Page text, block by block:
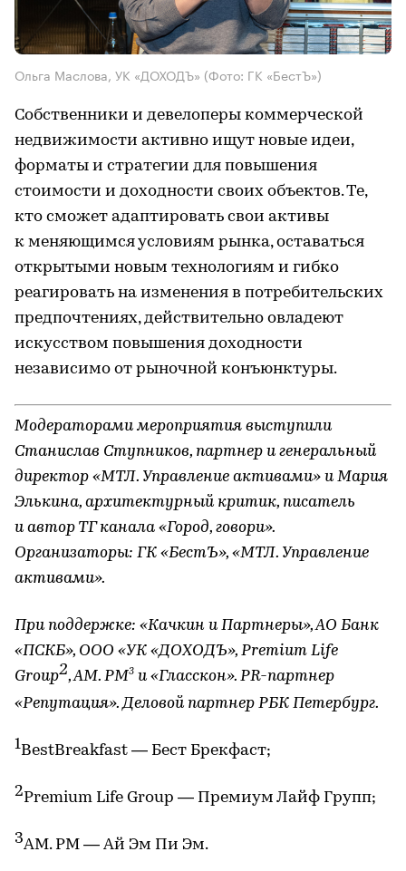
Ольга Маслова, УК «ДОХОДЪ» (Фото: ГК «БестЪ»)
Собственники и девелоперы коммерческой
недвижимости активно ищут новые идеи,
форматы и стратегии для повышения
стоимости и доходности своих объектов. Те,
кто сможет адаптировать свои активы
к меняющимся условиям рынка, оставаться
открытыми новым технологиям и гибко
реагировать на изменения в потребительских
предпочтениях, действительно овладеют
искусством повышения доходности
независимо от рыночной конъюнктуры.
Модераторами мероприятия выступили
Станислав Ступников, партнер и генеральный
директор «МТЛ. Управление активами» и Мария
Элькина, архитектурный критик, писатель
и автор ТГ канала «Город, говори».
Организаторы: ГК «БестЪ», «МТЛ. Управление
активами».
При поддержке: «Качкин и Партнеры», АО Банк
«ПСКБ», ООО «УК «ДОХОДЪ», Premium Life
Group2, AM. PM3 и «Гласскон». PR-партнер
«Репутация». Деловой партнер РБК Петербург.
1BestBreakfast — Бест Брекфаст;
2Premium Life Group — Премиум Лайф Групп;
3AM. PM — Ай Эм Пи Эм.